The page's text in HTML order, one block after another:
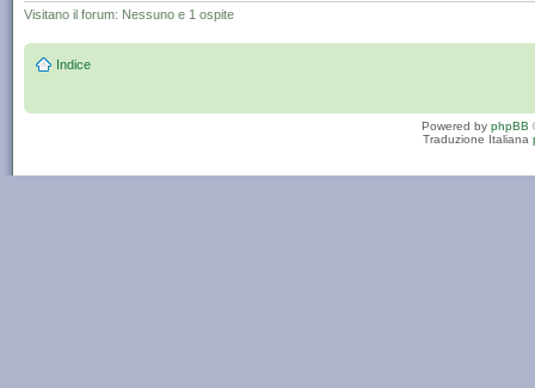
Visitano il forum: Nessuno e 1 ospite
Indice
Powered by phpBB
Traduzione Italiana